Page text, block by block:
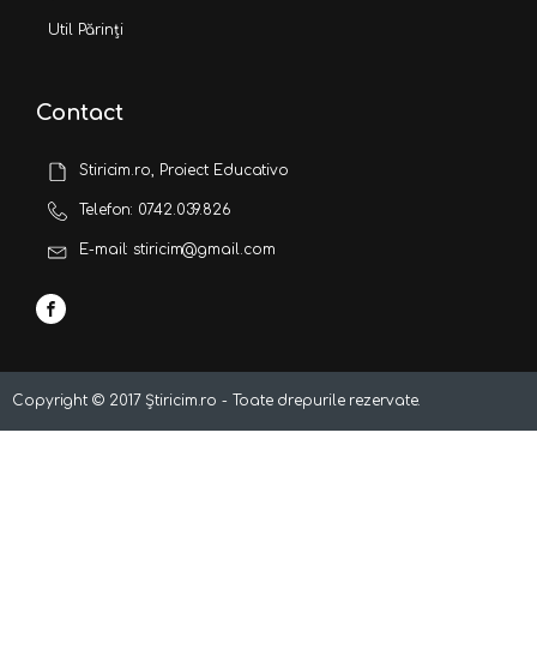
Util Părinți
Contact
Stiricim.ro, Proiect Educativo
Telefon: 0742.039.826
E-mail: stiricim@gmail.com
Copyright © 2017 Știricim.ro - Toate drepurile rezervate.